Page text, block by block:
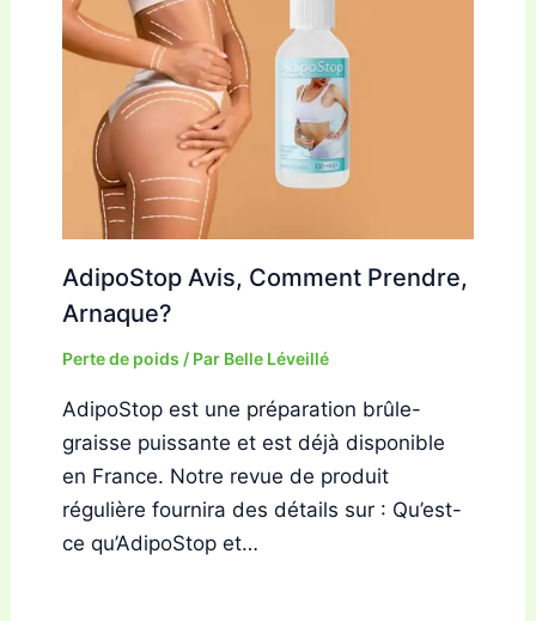
AdipoStop Avis, Comment Prendre,
Arnaque?
Perte de poids / Par Belle Léveillé
AdipoStop est une préparation brûle-
graisse puissante et est déjà disponible
en France. Notre revue de produit
régulière fournira des détails sur : Qu’est-
ce qu’AdipoStop et…